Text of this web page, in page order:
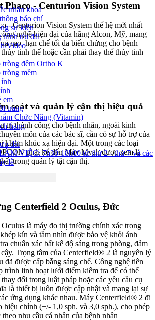
nhãn khoa
báo chí
sự kiện
trình ưu đãi
Video
tròng đêm Ortho K
tròng mềm
em
trang
Chức Năng (Vitamin)
hàng
đãi
VIỆC: 7h30-18h00 từ thứ 2 - thứ 7 và các
lễ
- Centurion Vision System
- Centurion Vision System thế hệ mới nhất
nghệ hiện đại của hãng Alcon, Mỹ, mang
cao, hạn chế tối đa biến chứng cho bệnh
tinh thể hoặc cần phải thay thế thủy tinh
soát và quản lý cận thị hiệu quả
trị thành công cho bệnh nhân, ngoài kinh
môn của các bác sĩ, cần có sự hỗ trợ của
khám khúc xạ hiện đại. Một trong các loại
phải kể đến Máy Myah được xem là
trong quản lý tật cận thị.
Centerfield 2 Oculus, Đức
là máy đo thị trường chính xác trong
kín và tầm nhìn được bảo vệ khỏi ánh
chuẩn xác bất kể độ sáng trong phòng, đảm
Trọng tâm của Centerfield® 2 là nguyên lý
đã được cấp bằng sáng chế. Công nghệ tiên
trình linh hoạt lưới điểm kiểm tra để có thể
đổi trong luật pháp hoặc các yêu cầu cụ
là thiết bị luôn được cập nhật và mang lại sự
ứng dụng khác nhau. Máy Centerfield® 2 đi
hiệu chỉnh (+/- 1,0 sph. và 3,0 sph.), cho phép
nhu cầu cá nhân của bệnh nhân